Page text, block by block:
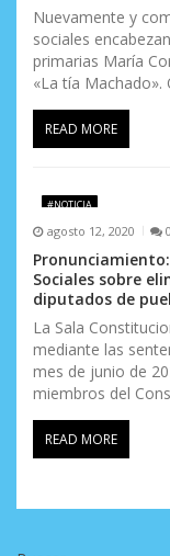
Nuevamente y
sociales
primarias María
«La tía Machado».
READ MORE
#NOTICIA
agosto 12, 2020 0
Sociales sobre
diputados de
La Sala
mediante las
mes de junio de
miembros del
READ MORE